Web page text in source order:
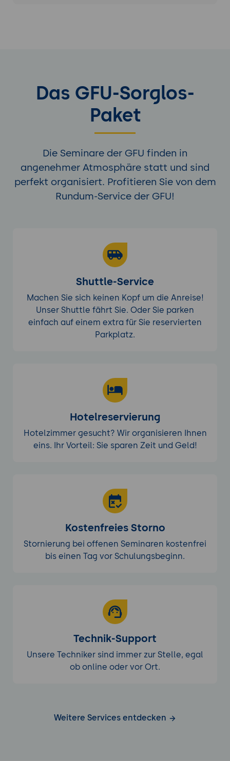
Das GFU-Sorglos-
Paket
Die Seminare der GFU finden in
angenehmer Atmosphäre statt und sind
perfekt organisiert. Profitieren Sie von dem
Rundum-Service der GFU!
Shuttle-Service
Machen Sie sich keinen Kopf um die Anreise!
Unser Shuttle fährt Sie. Oder Sie parken
einfach auf einem extra für Sie reservierten
Parkplatz.
Hotelreservierung
Hotelzimmer gesucht? Wir organisieren Ihnen
eins. Ihr Vorteil: Sie sparen Zeit und Geld!
Kostenfreies Storno
Stornierung bei offenen Seminaren kostenfrei
bis einen Tag vor Schulungsbeginn.
Technik-Support
Unsere Techniker sind immer zur Stelle, egal
ob online oder vor Ort.
Weitere Services entdecken